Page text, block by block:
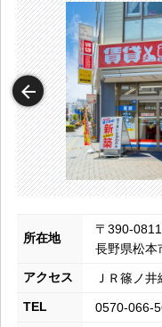
所在地
〒390-0811
長野県松本
アクセス
ＪＲ篠ノ井
TEL
0570-066-